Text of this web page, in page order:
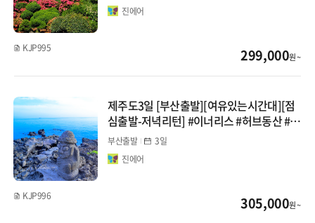
에어카텔(리조트)
부산출발
패키지
자유여행
진에어
KJP995 299,000원 ~
제주도3일 [부산출발][여유있는시간대][점
심출발-저녁리턴] #이너리스 #허브동산 #카
멜리아힐
부산출발
3일
진에어
KJP996 305,000원 ~